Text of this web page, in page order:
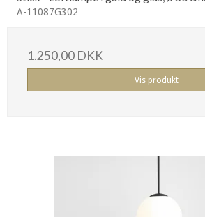
A-11087G302
1.250,00 DKK
Vis produkt